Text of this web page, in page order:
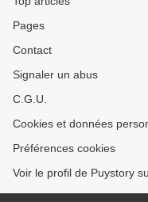
Pages
Contact
Signaler un abus
C.G.U.
Cookies et données
Préférences cookies
Voir le profil de Puystory